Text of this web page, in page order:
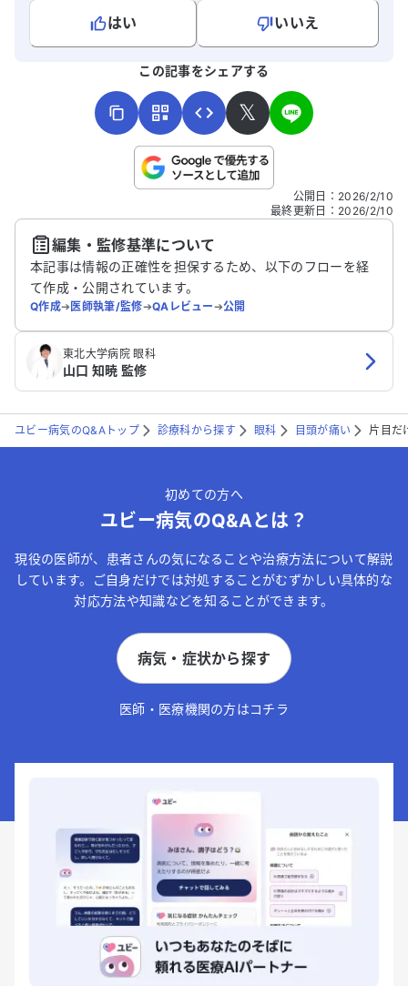
はい
いいえ
こちらは送信専用のフォームです。氏名やご自身の病気の詳細な
送信する
この記事をシェアする
𝕏
公開日 ： 2026/2/10
最終更新日 ： 2026/2/10
編集・監修基準について
本記事は情報の正確性を担保するため、以下のフローを経
て作成・公開されています。
Q作成➔医師執筆/監修➔QAレビュー➔公開
東北大学病院 眼科
山口 知暁 監修
ユビー病気のQ&Aトップ 診療科から探す 眼科 目頭が痛い 片目だ
初めての方へ
ユビー病気のQ&Aとは？
現役の医師が、患者さんの気になることや治療方法について解説
しています。ご自身だけでは対処することがむずかしい具体的な
対応方法や知識などを知ることができます。
病気・症状から探す
医師・医療機関の方はコチラ